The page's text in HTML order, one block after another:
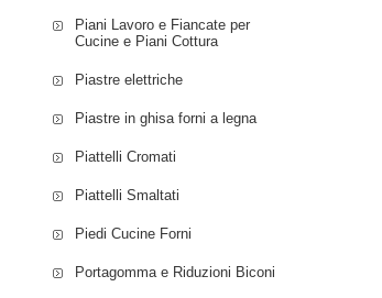
Piani Lavoro e Fiancate per
Cucine e Piani Cottura
Piastre elettriche
Piastre in ghisa forni a legna
Piattelli Cromati
Piattelli Smaltati
Piedi Cucine Forni
Portagomma e Riduzioni Biconi